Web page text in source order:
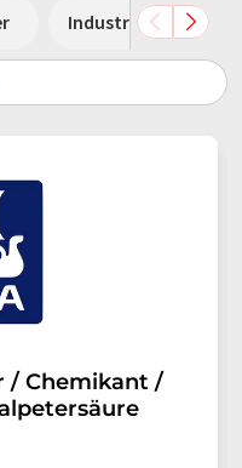
/ Chemikant /